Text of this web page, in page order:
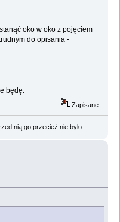
oko w oko z pojęciem
do opisania -
będę.
Zapisane
nią go przecież nie było...